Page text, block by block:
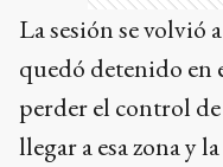
La sesión se volvió
quedó detenido en
perder el control
llegar a esa zona y